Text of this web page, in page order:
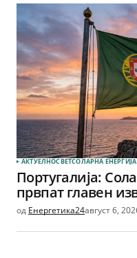
АКТУЕЛНОСВЕТСОЛАРНА EНЕРГИЈА
Португалија:
првпат главен
од Енергетика24август 6,